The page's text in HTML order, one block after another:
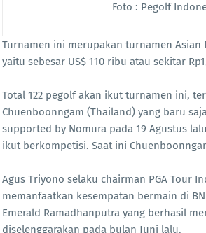
Foto : Pegolf
Turnamen ini merupakan turnamen Asian
yaitu sebesar US$ 110 ribu atau sekitar
Total 122 pegolf akan ikut turnamen ini,
Chuenboonngam (Thailand) yang baru
supported by Nomura pada 19 Agustus
ikut berkompetisi. Saat ini
Agus Triyono selaku chairman PGA Tour
memanfaatkan kesempatan bermain di
Emerald Ramadhanputra yang berhasil
diselenggarakan pada bulan Juni lalu.